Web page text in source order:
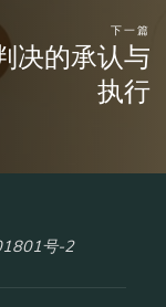
下一篇
决的承认与
执行
号-2